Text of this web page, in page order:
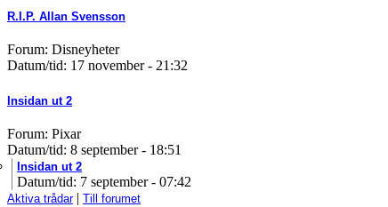
R.I.P. Allan Svensson
Forum: Disneyheter
Datum/tid: 17 november - 21:32
Insidan ut 2
Forum: Pixar
Datum/tid: 8 september - 18:51
Insidan ut 2
Datum/tid: 7 september - 07:42
Aktiva trådar| Till forumet